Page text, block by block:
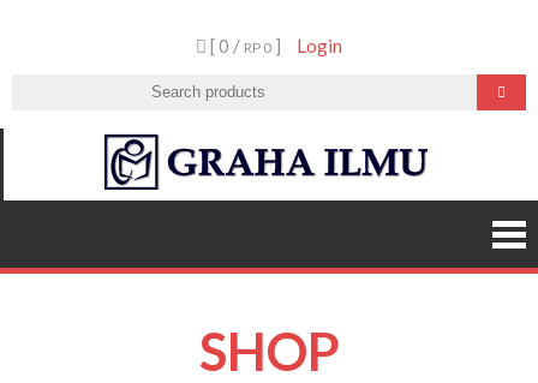
[ 0 / RP 0 ] Login
Ilmu
SHOP